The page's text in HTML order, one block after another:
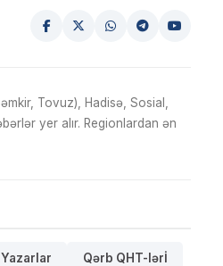
Tovuz), Hadisə, Sosial,
yer alır. Regionlardan ən
Yazarlar Qərb QHT-lərİ